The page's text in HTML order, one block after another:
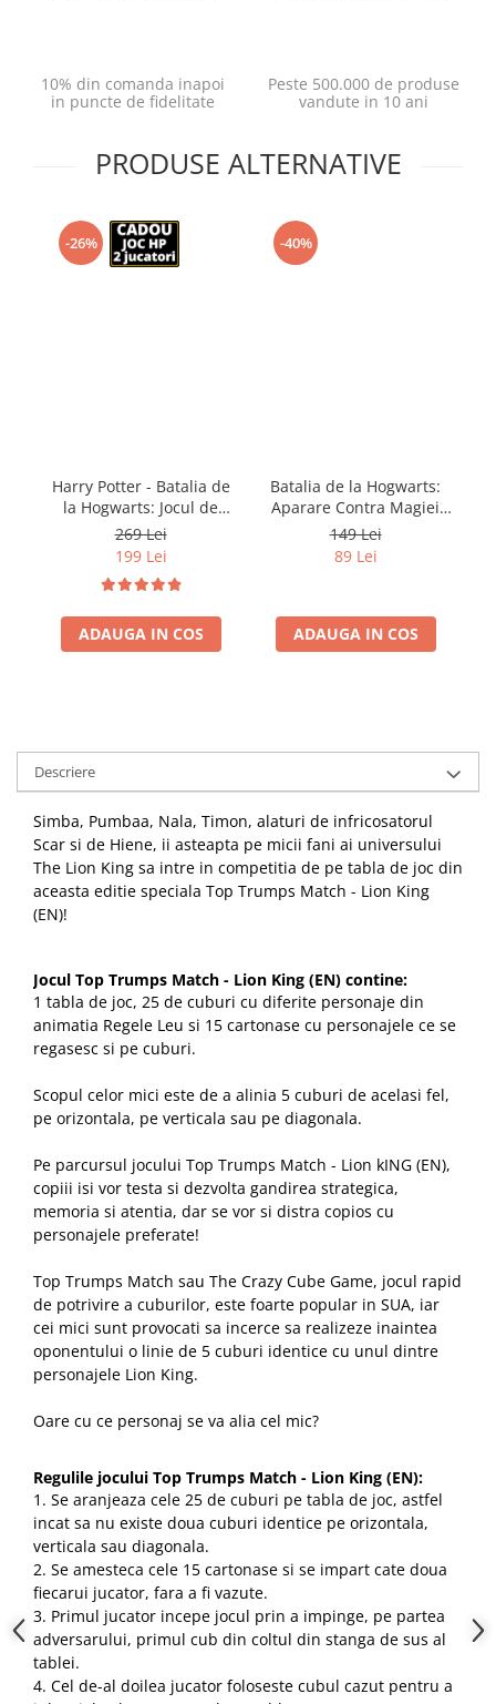
10% din comanda inapoi
in puncte de fidelitate
Peste 500.000 de produse
vandute in 10 ani
PRODUSE ALTERNATIVE
-26%
Harry Potter - Batalia de
la Hogwarts: Jocul de
baza (RO)
269 Lei
199 Lei
ADAUGA IN COS
-40%
Batalia de la Hogwarts:
Aparare Contra Magiei
Negre (RO)
149 Lei
89 Lei
ADAUGA IN COS
Descriere
Simba, Pumbaa, Nala, Timon, alaturi de infricosatorul
Scar si de Hiene, ii asteapta pe micii fani ai universului
The Lion King sa intre in competitia de pe tabla de joc din
aceasta editie speciala Top Trumps Match - Lion King
(EN)!
Jocul Top Trumps Match - Lion King (EN) contine:
1 tabla de joc, 25 de cuburi cu diferite personaje din
animatia Regele Leu si 15 cartonase cu personajele ce se
regasesc si pe cuburi.
Scopul celor mici este de a alinia 5 cuburi de acelasi fel,
pe orizontala, pe verticala sau pe diagonala.
Pe parcursul jocului Top Trumps Match - Lion kING (EN),
copiii isi vor testa si dezvolta gandirea strategica,
memoria si atentia, dar se vor si distra copios cu
personajele preferate!
Top Trumps Match sau The Crazy Cube Game, jocul rapid
de potrivire a cuburilor, este foarte popular in SUA, iar
cei mici sunt provocati sa incerce sa realizeze inaintea
oponentului o linie de 5 cuburi identice cu unul dintre
personajele Lion King.
Oare cu ce personaj se va alia cel mic?
Regulile jocului Top Trumps Match - Lion King (EN):
1. Se aranjeaza cele 25 de cuburi pe tabla de joc, astfel
incat sa nu existe doua cuburi identice pe orizontala,
verticala sau diagonala.
2. Se amesteca cele 15 cartonase si se impart cate doua
fiecarui jucator, fara a fi vazute.
3. Primul jucator incepe jocul prin a impinge, pe partea
adversarului, primul cub din coltul din stanga de sus al
tablei.
4. Cel de-al doilea jucator foloseste cubul cazut pentru a